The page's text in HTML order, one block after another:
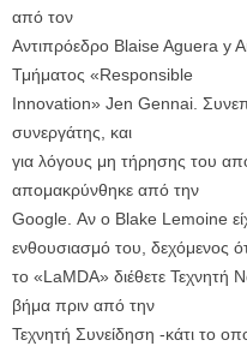
από τον
Αντιπρόεδρο Blaise Aguera y
Τμήματος «Responsible
Innovation» Jen Gennai.
συνεργάτης, και
για λόγους μη τήρησης του
απομακρύνθηκε από την
Google. Αν ο Blake Lemoine
ενθουσιασμό του, δεχόμενος
το «LaMDA» διέθετε Τεχνητή
βήμα πριν από την
Τεχνητή Συνείδηση -κάτι το